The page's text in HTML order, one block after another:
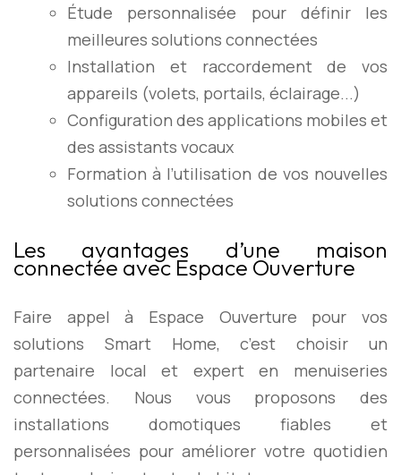
Étude personnalisée pour définir les
meilleures solutions connectées
Installation et raccordement de vos
appareils (volets, portails, éclairage...)
Configuration des applications mobiles et
des assistants vocaux
Formation à l’utilisation de vos nouvelles
solutions connectées
Les avantages d’une maison
connectée avec Espace Ouverture
Faire appel à Espace Ouverture pour vos
solutions Smart Home, c’est choisir un
partenaire local et expert en menuiseries
connectées. Nous vous proposons des
installations domotiques fiables et
personnalisées pour améliorer votre quotidien